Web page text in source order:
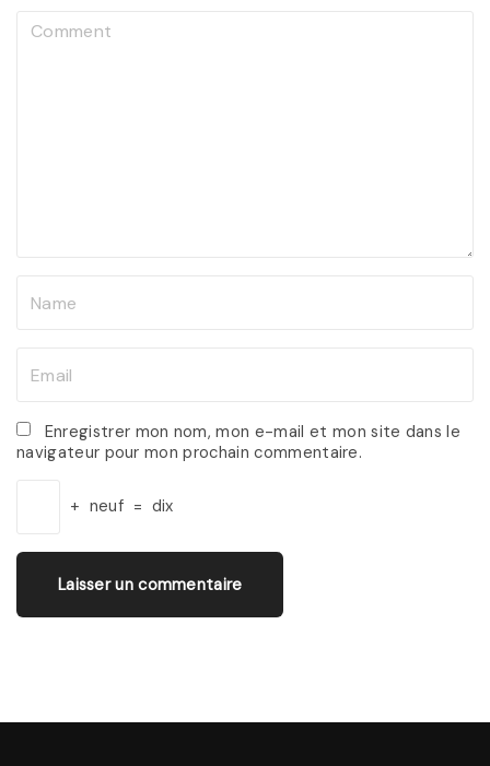
*
a
i
Enregistrer mon nom, mon e-mail et mon site dans le
navigateur pour mon prochain commentaire.
+ neuf = dix